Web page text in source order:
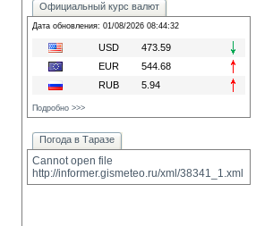
Официальный курс валют
Дата обновления: 01/08/2026 08:44:32
USD
473.59
EUR
544.68
RUB
5.94
Подробно >>>
Погода в Таразе
Cannot open file
http://informer.gismeteo.ru/xml/38341_1.xml